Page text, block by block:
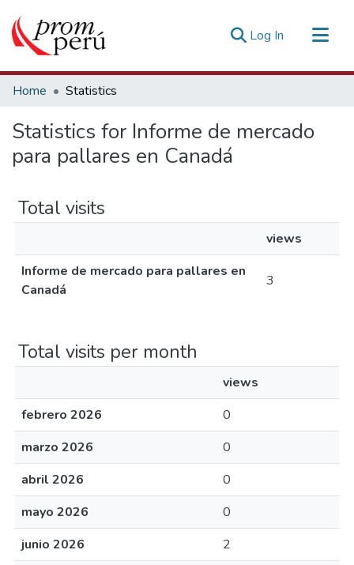
Log In (current)
Communities & Collections
Estadísticas Externas
Home Statistics
Statistics for Informe de mercado
para pallares en Canadá
Total visits
views
Informe de mercado para pallares en
Canadá
3
Total visits per month
views
febrero 2026
0
marzo 2026
0
abril 2026
0
mayo 2026
0
junio 2026
2